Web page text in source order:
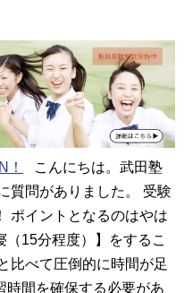
こんにちは。武田塾
質問がありました。 受験
ポイントとなるのはやは
（15分程度）】をするこ
比べて圧倒的に時間が足
時間を確保する必要があ